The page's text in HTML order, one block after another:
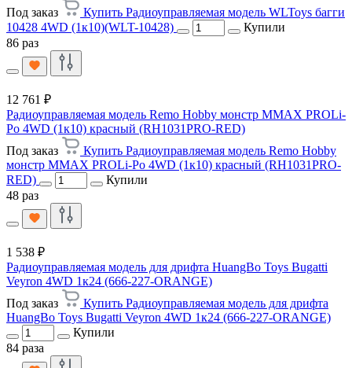
Под заказ
Купить Радиоуправляемая модель WLToys багги
10428 4WD (1к10)(WLT-10428)
Купили
86 раз
12 761 ₽
Радиоуправляемая модель Remo Hobby монстр MMAX PROLi-
Po 4WD (1к10) красный (RH1031PRO-RED)
Под заказ
Купить Радиоуправляемая модель Remo Hobby
монстр MMAX PROLi-Po 4WD (1к10) красный (RH1031PRO-
RED)
Купили
48 раз
1 538 ₽
Радиоуправляемая модель для дрифта HuangBo Toys Bugatti
Veyron 4WD 1к24 (666-227-ORANGE)
Под заказ
Купить Радиоуправляемая модель для дрифта
HuangBo Toys Bugatti Veyron 4WD 1к24 (666-227-ORANGE)
Купили
84 раза